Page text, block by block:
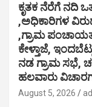
ಕೃತಕ ನೆರೆಗೆ ನದಿ
,ಅಧಿಕಾರಿಗಳ
,ಗ್ರಾಮ
ಕೇಳ್ತಾಜೆ,
ನಡ ಗ್ರಾಮ ಸಭೆ,
ಹಲವಾರು
August 5, 2026